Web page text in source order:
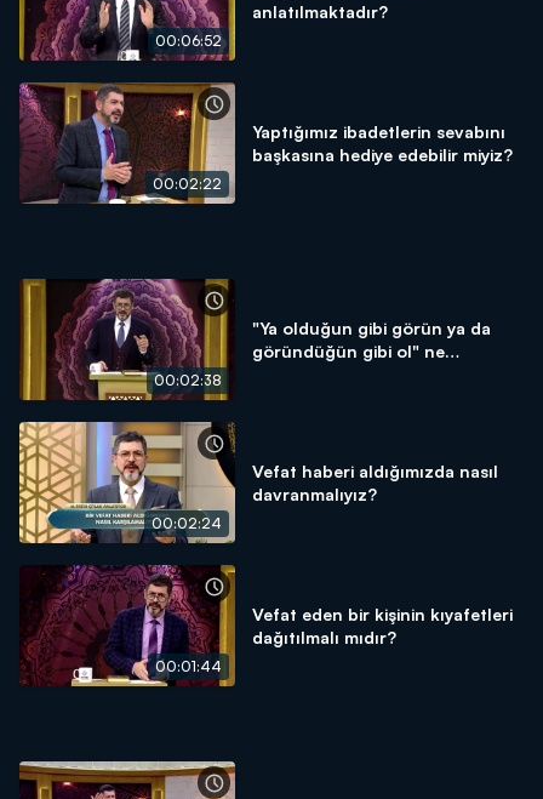
00:06:52
anlatılmaktadır?
00:02:22
Yaptığımız ibadetlerin sevabını
başkasına hediye edebilir miyiz?
00:02:38
"Ya olduğun gibi görün ya da
göründüğün gibi ol" ne
00:02:24
Vefat haberi aldığımızda nasıl
davranmalıyız?
00:01:44
Vefat eden bir kişinin kıyafetleri
dağıtılmalı mıdır?